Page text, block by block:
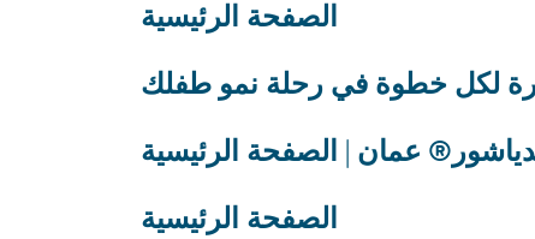
الصفحة الرئيسية
لكل خطوة في رحلة نمو طفلك
عمان | الصفحة الرئيسية
الصفحة الرئيسية